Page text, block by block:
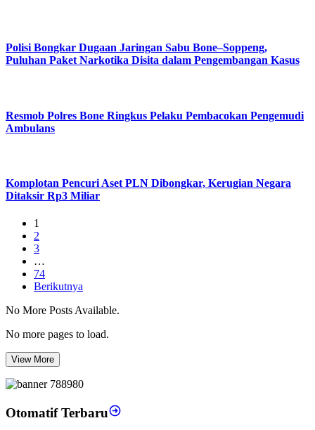
Polisi Bongkar Dugaan Jaringan Sabu Bone–Soppeng,
Puluhan Paket Narkotika Disita dalam Pengembangan Kasus
Resmob Polres Bone Ringkus Pelaku Pembacokan Pengemudi
Ambulans
Komplotan Pencuri Aset PLN Dibongkar, Kerugian Negara
Ditaksir Rp3 Miliar
1
2
3
…
74
Berikutnya
No More Posts Available.
No more pages to load.
View More
Otomatif Terbaru